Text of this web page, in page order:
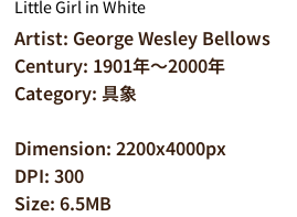
Little Girl in White
Artist: George Wesley Bellows
Century: 1901年～2000年
Category: 具象
Dimension: 2200x4000px
DPI: 300
Size: 6.5MB